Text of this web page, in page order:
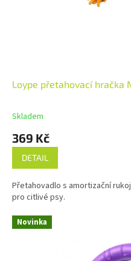
Loype přetahovací hračka
Skladem
369 Kč
DETAIL
Přetahovadlo s amortizační
pro citlivé psy.
Novinka